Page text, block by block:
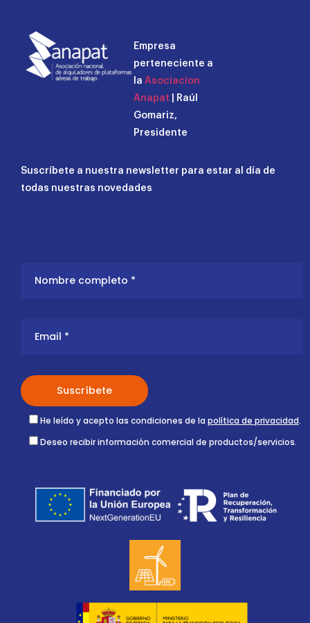
Empresa
perteneciente a
la Asociacion
Anapat | Raúl
Gomariz,
Presidente
Suscríbete a nuestra newsletter para estar al día de
todas nuestras novedades
He leído y acepto las condiciones de la política de privacidad.
Deseo recibir información comercial de productos/servicios.